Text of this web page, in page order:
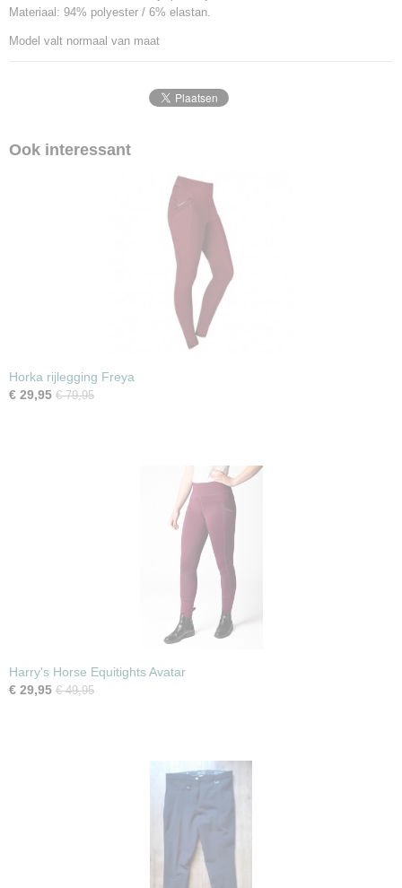
Materiaal: 94% polyester / 6% elastan.
Model valt normaal van maat
Ook interessant
Horka rijlegging Freya
€ 29,95 € 79,95
Harry's Horse Equitights Avatar
€ 29,95 € 49,95